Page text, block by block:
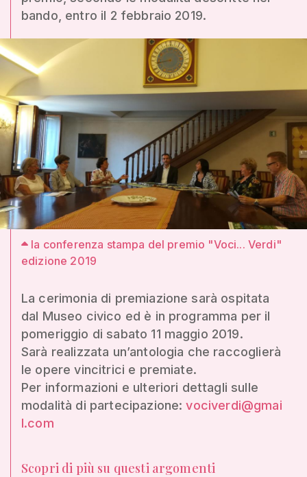
bando, entro il 2 febbraio 2019.
la conferenza stampa del premio "Voci... Verdi"
edizione 2019
La cerimonia di premiazione sarà ospitata
dal Museo civico ed è in programma per il
pomeriggio di sabato 11 maggio 2019.
Sarà realizzata un’antologia che raccoglierà
le opere vincitrici e premiate.
Per informazioni e ulteriori dettagli sulle
modalità di partecipazione:vociverdi@gmai
l.com
Scopri di più su questi argomenti